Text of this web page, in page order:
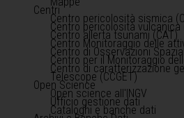
Centri
Centro pericolosità sismica
Centro pericolosità vulcanica
Centro allerta tsunami (CAT)
Centro Monitoraggio delle
Centro di Osservazioni
Centro per il Monitoraggio
Centro di caratterizzazione
Telescope (CCGET)
Open Science
Open science all'INGV
Ufficio gestione dati
Cataloghi e banche dati